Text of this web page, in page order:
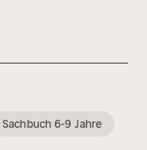
Sachbuch 6-9 Jahre